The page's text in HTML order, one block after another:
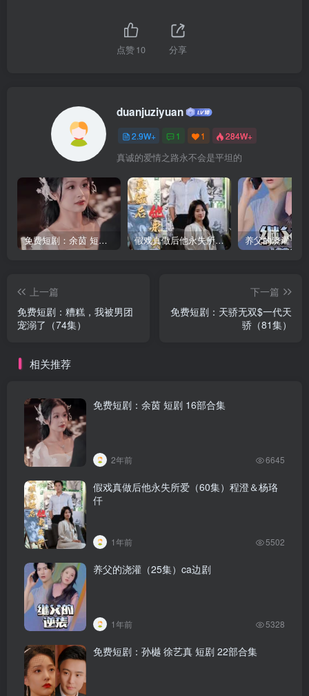
点赞10 分享
duanjuziyuan
2.9W+ 1 1 284W+
真诚的爱情之路永不会是平坦的
免费短剧：余茵 短剧 16部合集 假戏真做后他永失所爱（60集）程澄＆杨珞仟
上一篇
免费短剧：糟糕，我被男团
宠溺了（74集）
下一篇
免费短剧：天骄无双$一代天
骄（81集）
相关推荐
免费短剧：余茵 短剧 16部合集
2年前 6645
假戏真做后他永失所爱（60集）程澄＆杨珞
仟
1年前 5502
养父的浇灌（25集）ca边剧
1年前 5328
免费短剧：孙樾 徐艺真 短剧 22部合集